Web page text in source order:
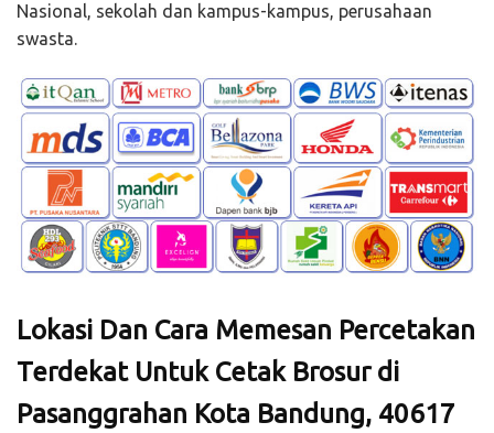
Nasional, sekolah dan kampus-kampus, perusahaan
swasta.
Lokasi Dan Cara Memesan Percetakan
Terdekat Untuk Cetak Brosur di
Pasanggrahan Kota Bandung, 40617